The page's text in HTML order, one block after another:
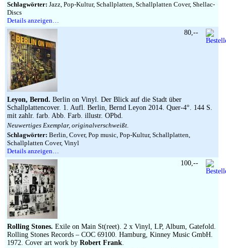
Schlagwörter: Jazz, Pop-Kultur, Schallplatten, Schallplatten Cover, Shellac-
Discs
Details anzeigen…
Leyon, Bernd. Berlin on Vinyl. Der Blick auf die Stadt über
Schallplattencover. 1. Aufl. Berlin, Bernd Leyon 2014. Quer-4°. 144 S.
mit zahlr. farb. Abb. Farb. illustr. OPbd.
Neuwertiges Exemplar, originalverschweißt.
Schlagwörter: Berlin, Cover, Pop music, Pop-Kultur, Schallplatten,
Schallplatten Cover, Vinyl
Details anzeigen…
80,--
Rolling Stones. Exile on Main St(reet). 2 x Vinyl, LP, Album, Gatefold.
Rolling Stones Records – COC 69100. Hamburg, Kinney Music GmbH.
1972. Cover art work by Robert Frank.
100,--